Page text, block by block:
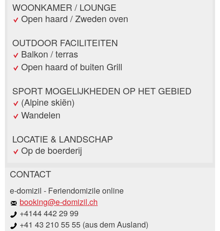
WOONKAMER / LOUNGE
Open haard / Zweden oven
OUTDOOR FACILITEITEN
Balkon / terras
Open haard of buiten Grill
SPORT MOGELIJKHEDEN OP HET GEBIED
(Alpine skiën)
Wandelen
LOCATIE & LANDSCHAP
Op de boerderij
Post afkeuren
Uw feedback wordt zeer gewaardeerd!
Beveel deze advertentie aan bij vrienden.
CONTACT
e-domizil - Feriendomizile online
booking@e-domizil.ch
+4144 442 29 99
+41 43 210 55 55 (aus dem Ausland)